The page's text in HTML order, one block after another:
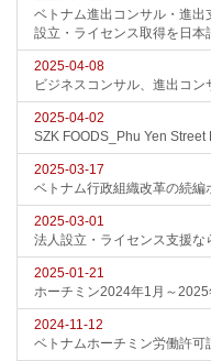
ベトナム進出コンサル・進出
設立・ライセンス取得を日本
2025-04-08
ビジネスコンサル、進出コン
2025-04-02
SZK FOODS_Phu Yen Street
2025-03-17
ベトナム行政組織改革の続
2025-03-01
法人設立・ライセンス支援な
2025-01-21
ホーチミン2024年1月～2025
2024-11-12
ベトナムホーチミン労働許